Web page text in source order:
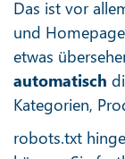
Das ist vor
und
etwas
automatisch
Kategorien,
robots.txt